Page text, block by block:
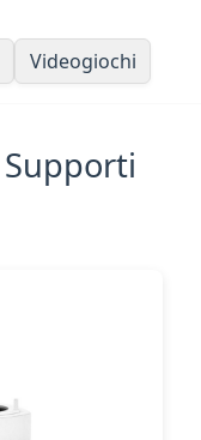
Videogiochi
Supporti